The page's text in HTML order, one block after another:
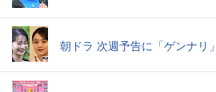
朝ドラ 次週予告に「ゲンナリ」